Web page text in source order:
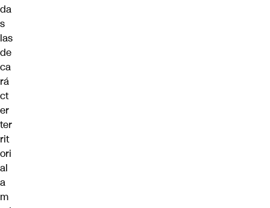
da
s
las
de
ca
rá
ct
er
ter
rit
ori
al
a
m